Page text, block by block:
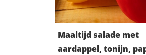
Maaltijd salade met
aardappel, tonijn,